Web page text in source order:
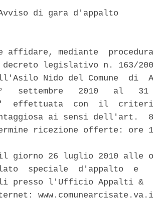
di gara d'appalto
affidare, mediante
legislativo n. 163/
Nido del Comune  di
settembre   2010   al   31
effettuata  con  il
ai sensi dell'art.
ricezione offerte: ore
giorno 26 luglio 2010 alle
speciale  d'appalto  e
presso l'Ufficio Appalti &